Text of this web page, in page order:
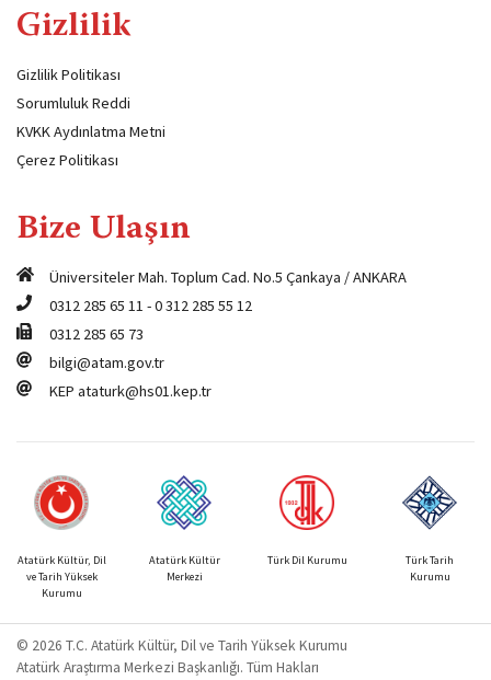
Gizlilik
Gizlilik Politikası
Sorumluluk Reddi
KVKK Aydınlatma Metni
Çerez Politikası
Bize Ulaşın
Üniversiteler Mah. Toplum Cad. No.5 Çankaya / ANKARA
0312 285 65 11 -0 312 285 55 12
0312 285 65 73
bilgi@atam.gov.tr
KEP ataturk@hs01.kep.tr
Atatürk Kültür, Dil
ve Tarih Yüksek
Kurumu
Atatürk Kültür
Merkezi
Türk Dil Kurumu
Türk Tarih
Kurumu
© 2026 T.C. Atatürk Kültür, Dil ve Tarih Yüksek Kurumu
Atatürk Araştırma Merkezi Başkanlığı. Tüm Hakları